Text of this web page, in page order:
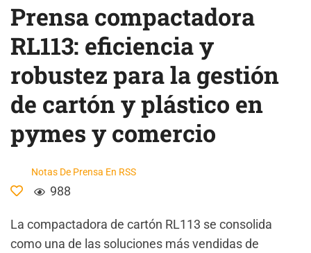
Prensa compactadora
RL113: eficiencia y
robustez para la gestión
de cartón y plástico en
pymes y comercio
Notas De Prensa En RSS
988
La compactadora de cartón RL113 se consolida
como una de las soluciones más vendidas de